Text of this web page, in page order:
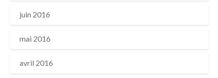
juin 2016
mai 2016
avril 2016